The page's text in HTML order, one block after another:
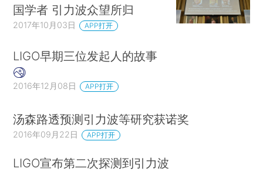
国学者 引力波众望所归
2017年10月03日 APP打开
LIGO早期三位发起人的故事
2016年12月08日 APP打开
汤森路透预测引力波等研究获诺奖
2016年09月22日 APP打开
LIGO宣布第二次探测到引力波